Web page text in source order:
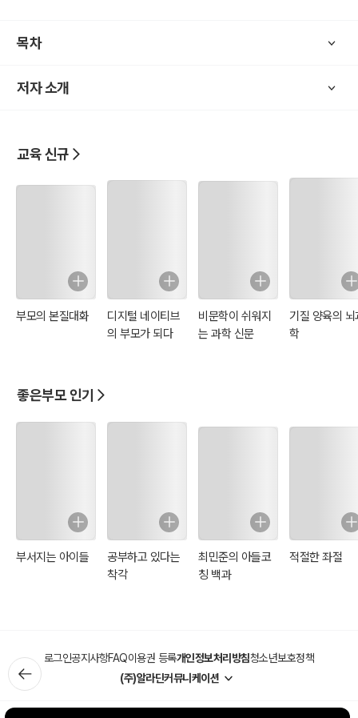
능할 줄만 알았던 가족 독서모임이 2021년에 시작되었습니다. 이 책은
‘가족 독서모임의 효과’, ‘가족 독서모임을 진행할 때 주의할 점’, ‘성공하
[이 책이 도움 되는 분]
♣ 가족 독서모임을 진행하고 싶은데 어떻게 시작해야 할지 전혀 엄두
♣ 좋은 가정의 문화를 만들기 위해서 애쓰고 계시는 분
♣ 가족 간 소통의 부재로 어려움을 겪고 계시는 분
♣ 가족 독서모임의 진행 비법이 궁금하신 분
♣ 가족 독서모임 진행 도서를 추천받고 싶으신 분
목차
저자 소개
교육 신규
부모의 본질대화
디지털 네이티브
의 부모가 되다
비문학이 쉬워지
는 과학 신문
기질 양육의 뇌
학
좋은부모 인기
부서지는 아이들
공부하고 있다는
착각
최민준의 아들코
칭 백과
적절한 좌절
로그인공지사항FAQ이용권 등록개인정보처리방침청소년보호정책
(주)알라딘커뮤니케이션